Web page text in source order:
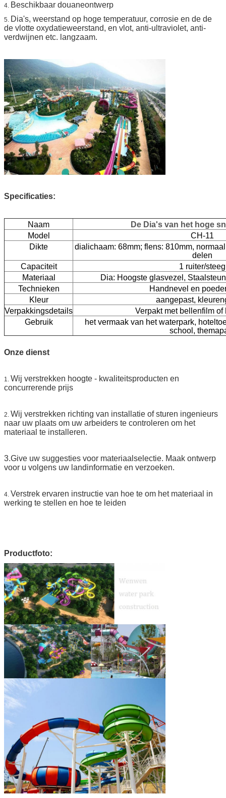
4. Beschikbaar douaneontwerp
5. Dia's, weerstand op hoge temperatuur, corrosie en de de
de vlotte oxydatieweerstand, en vlot, anti-ultraviolet, anti-
verdwijnen etc. langzaam.
Specificaties:
Naam
De Dia's van het hoge
Model
CH-11
Dikte
dialichaam: 68mm; flens: 810mm,
delen
Capaciteit
1 ruiter/steeg
Materiaal
Dia: Hoogste glasvezel,
Technieken
Handnevel en
Kleur
aangepast,
Verpakkingsdetails
Verpakt met bellenfilm of
Gebruik
het vermaak van het waterpark,
school,
Onze dienst
1. Wij verstrekken hoogte - kwaliteitsproducten en
concurrerende prijs
2. Wij verstrekken richting van installatie of sturen ingenieurs
naar uw plaats om uw arbeiders te controleren om het
materiaal te installeren.
3.Give uw suggesties voor materiaalselectie. Maak ontwerp
voor u volgens uw landinformatie en verzoeken.
4. Verstrek ervaren instructie van hoe te om het materiaal in
werking te stellen en hoe te leiden
Productfoto: